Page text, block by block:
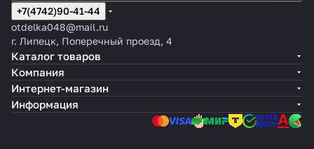
в пищевой промышленности и
медицине. Процесс
производства и эксплуатации
каменного ламината
происходит без выделения
вредных химических веществ.
Каменный ламинат устойчив не
только к воде, но и к огню.
+7(4742)90-41-44
otdelka048@mail.ru
г. Липецк, Поперечный проезд, 4
Каталог товаров
Компания
Интернет-магазин
Информация